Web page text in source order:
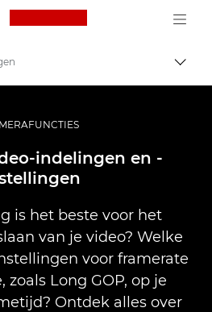
Canon Logo, back
Professionele fotografie en video
Infobank: informatiebron voor fotografie
indelingen en -
is het beste voor het
van je video? Welke
voor framerate
zoals Long GOP, op je
Ontdek alles over